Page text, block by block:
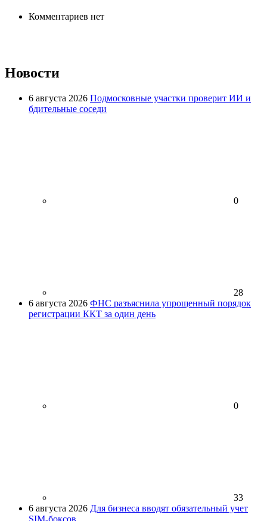
Комментариев нет
Новости
6 августа 2026 Подмосковные участки проверит ИИ и
бдительные соседи
0
28
6 августа 2026 ФНС разъяснила упрощенный порядок
регистрации ККТ за один день
0
33
6 августа 2026 Для бизнеса вводят обязательный учет
SIM-боксов